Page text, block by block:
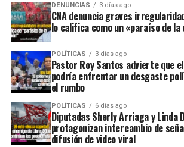
DENUNCIAS 3 días ago
CNA denuncia graves
lo califica como un «paraíso de
POLÍTICAS 3 días ago
Pastor Roy Santos advierte que
podría enfrentar un desgaste
el rumbo
POLÍTICAS 6 días ago
Diputadas Sherly Arriaga y Linda
protagonizan intercambio de
difusión de video viral